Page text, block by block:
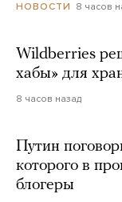
НОВОСТИ 8 часов
Wildberries
хабы» для
8 часов назад
Путин
которого в
блогеры